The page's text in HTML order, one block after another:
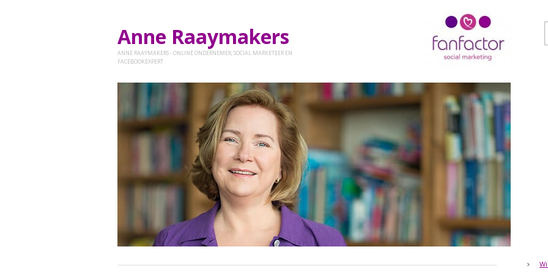
Anne Raaymakers
ANNE RAAYMAKERS - ONLINE ONDERNEMER, SOCIAL MARKETEER EN
FACEBOOKEXPERT